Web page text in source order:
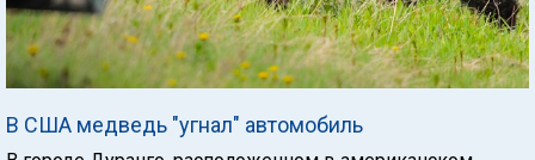
В США медведь "угнал" автомобиль